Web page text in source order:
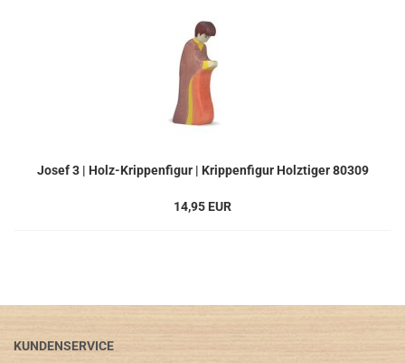
Josef 3 | Holz-Krippenfigur | Krippenfigur Holztiger 80309
14,95 EUR
KUNDENSERVICE